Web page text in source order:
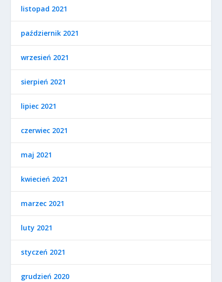
listopad 2021
październik 2021
wrzesień 2021
sierpień 2021
lipiec 2021
czerwiec 2021
maj 2021
kwiecień 2021
marzec 2021
luty 2021
styczeń 2021
grudzień 2020